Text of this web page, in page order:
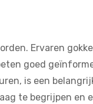
Ervaren
goed
is een
te begrijpen en